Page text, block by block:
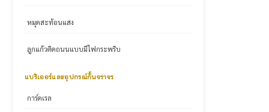
หมุดสะท้อนแสง
ลูกแก้วติดถนนแบบมีไฟกระพริบ
แบริเออร์และอุปกรณ์กั้นจราจร
การ์ดเรล